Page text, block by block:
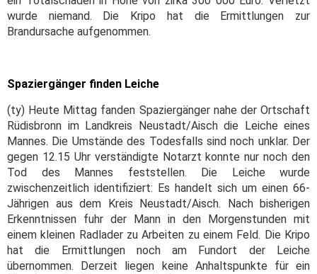
wurde niemand. Die Kripo hat die Ermittlungen zur
Brandursache aufgenommen.
Spaziergänger finden Leiche
(ty) Heute Mittag fanden Spaziergänger nahe der Ortschaft
Rüdisbronn im Landkreis Neustadt/Aisch die Leiche eines
Mannes. Die Umstände des Todesfalls sind noch unklar. Der
gegen 12.15 Uhr verständigte Notarzt konnte nur noch den
Tod des Mannes feststellen. Die Leiche wurde
zwischenzeitlich identifiziert: Es handelt sich um einen 66-
Jährigen aus dem Kreis Neustadt/Aisch. Nach bisherigen
Erkenntnissen fuhr der Mann in den Morgenstunden mit
einem kleinen Radlader zu Arbeiten zu einem Feld. Die Kripo
hat die Ermittlungen noch am Fundort der Leiche
übernommen. Derzeit liegen keine Anhaltspunkte für ein